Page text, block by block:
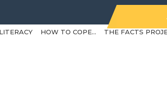
HOW TO COPE…
THE FACTS